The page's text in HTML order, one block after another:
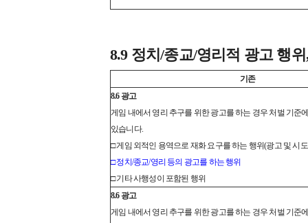
8.9 정치/종교/영리적 광고 행
기존
8.6 광고
게임 내에서 영리 추구를 위한 광고를 하는 경우 처벌 기준
있습니다.
□ 게임 외적인 용역으로 재화 요구를 하는 행위(광고 및 시
□ 정치/종교/영리 등의 광고를 하는 행위
□ 기타 사행성이 포함된 행위
8.6 광고
게임 내에서 영리 추구를 위한 광고를 하는 경우 처벌 기준